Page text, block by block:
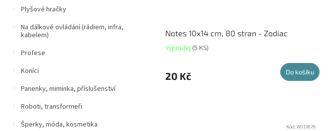
Plyšové hračky
Na dálkové ovládání (rádiem, infra,
kabelem)
Profese
Koníci
Panenky, miminka, příslušenství
Roboti, transformeři
Šperky, móda, kosmetika
Notes 10x14 cm, 80 stran - Zodiac
Výprodej (5 KS)
20 Kč Do košíku
Kód:W019878